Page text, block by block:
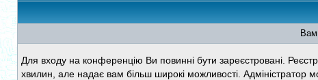
Вам
Для входу на конференцію Ви повинні бути зареєстровані.
хвилин, але надає вам більш широкі можливості. Адміністратор